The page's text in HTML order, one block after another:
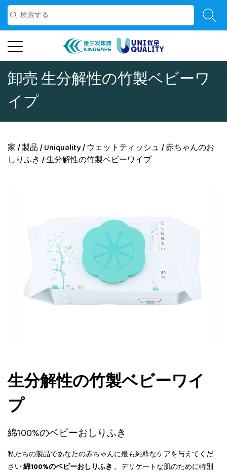
卸売 生分解性の竹製ベビーワ
イプ
家 /製品 /Uniquality/ ウェットティッシュ /赤ちゃんのお
しりふき /生分解性の竹製ベビーワイプ
生分解性の竹製ベビーワイ
プ
綿100%のベビーおしりふき
私たちの製品であなたの赤ちゃんに最も純粋なケアを与えてくだ
さい綿100%のベビーおしりふき 。デリケートな肌のために特別